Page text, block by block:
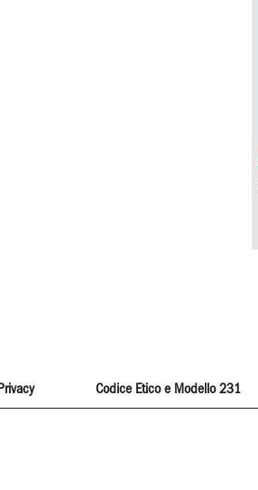
Privacy Codice Etico e Modello 231